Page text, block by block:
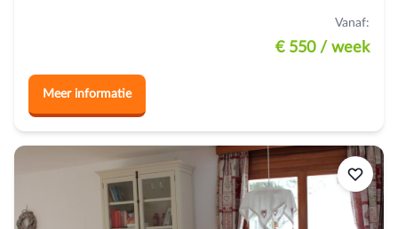
Vanaf:
€ 550/ week
Meer informatie